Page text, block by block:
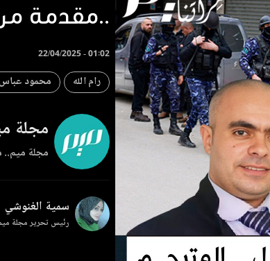
مقدمة من الأردن..
22/04/2025 - 01:02
رام الله محمود عباس
مجلة
مجلة ميم..
سمية الغنوشي
رئيس تحرير مجلة